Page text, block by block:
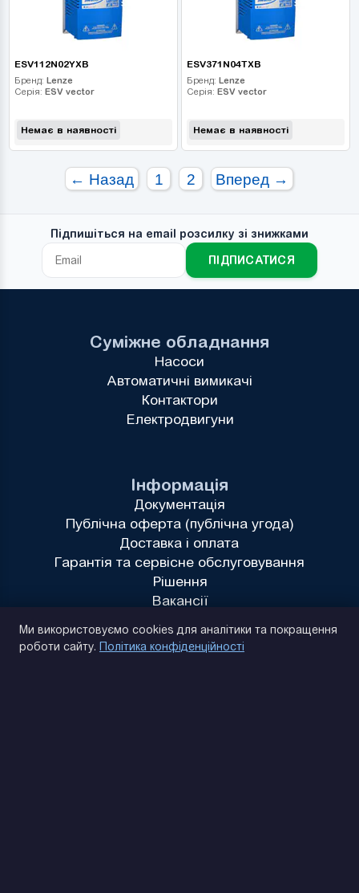
ESV112N02YXB
Бренд: Lenze
Серія: ESV vector
Немає в наявності
ESV371N04TXB
Бренд: Lenze
Серія: ESV vector
Немає в наявності
← Назад 1 2 Вперед →
Підпишіться на email розсилку зі знижками
ПІДПИСАТИСЯ
Інформація
Документація
Публічна оферта (публічна угода)
Доставка і оплата
Гарантія та сервісне обслуговування
Рішення
Вакансії
Суміжне обладнання
Насоси
Автоматичні вимикачі
Контактори
Електродвигуни
Ми використовуємо cookies для аналітики та покращення
роботи сайту. Політика конфіденційності